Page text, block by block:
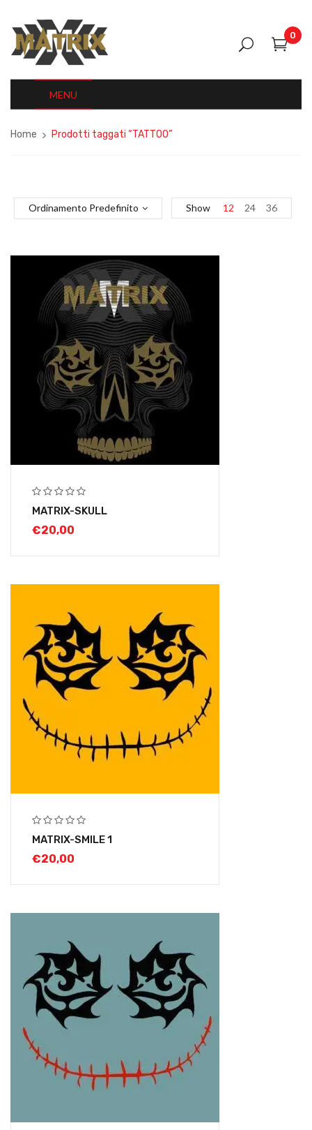
0
MENU
Home Prodotti taggati “TATTOO”
Ordinamento Predefinito Show 12 24 36
MATRIX-SKULL
€20,00
MATRIX-SMILE 1
€20,00